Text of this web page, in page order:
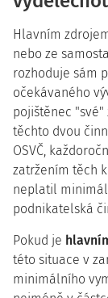
Hlavním
nebo ze
rozhoduje sám
očekávaného
pojištěnec "své"
těchto dvou
OSVČ,
zatržením těch
neplatil
podnikatelská
Pokud je
této situace v
minimálního